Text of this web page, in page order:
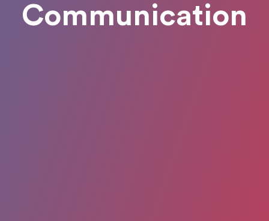
Communication